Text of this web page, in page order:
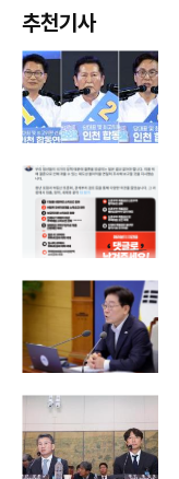
추천기사